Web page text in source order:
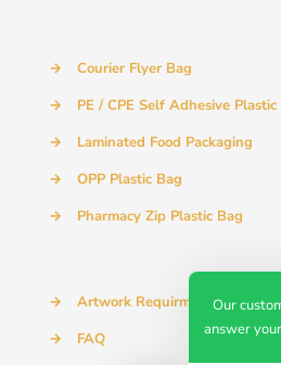
→
Courier Flyer Bag
→
PE / CPE Self Adhesive Plastic
→
Laminated Food Packaging
→
OPP Plastic Bag
→
Pharmacy Zip Plastic Bag
→
Artwork Requirment
→
FAQ
Our
answer